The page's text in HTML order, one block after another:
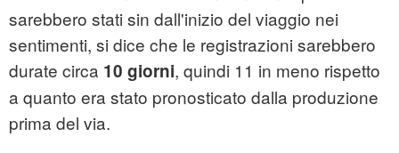
sarebbero stati sin dall'inizio del viaggio nei
sentimenti, si dice che le registrazioni sarebbero
durate circa 10 giorni, quindi 11 in meno rispetto
a quanto era stato pronosticato dalla produzione
prima del via.